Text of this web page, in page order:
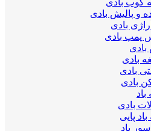
کوب بادی
و پالیش بادی
بادی
پمپ بادی
بادی
بادی
بادی
بادی
باد پایی
باد